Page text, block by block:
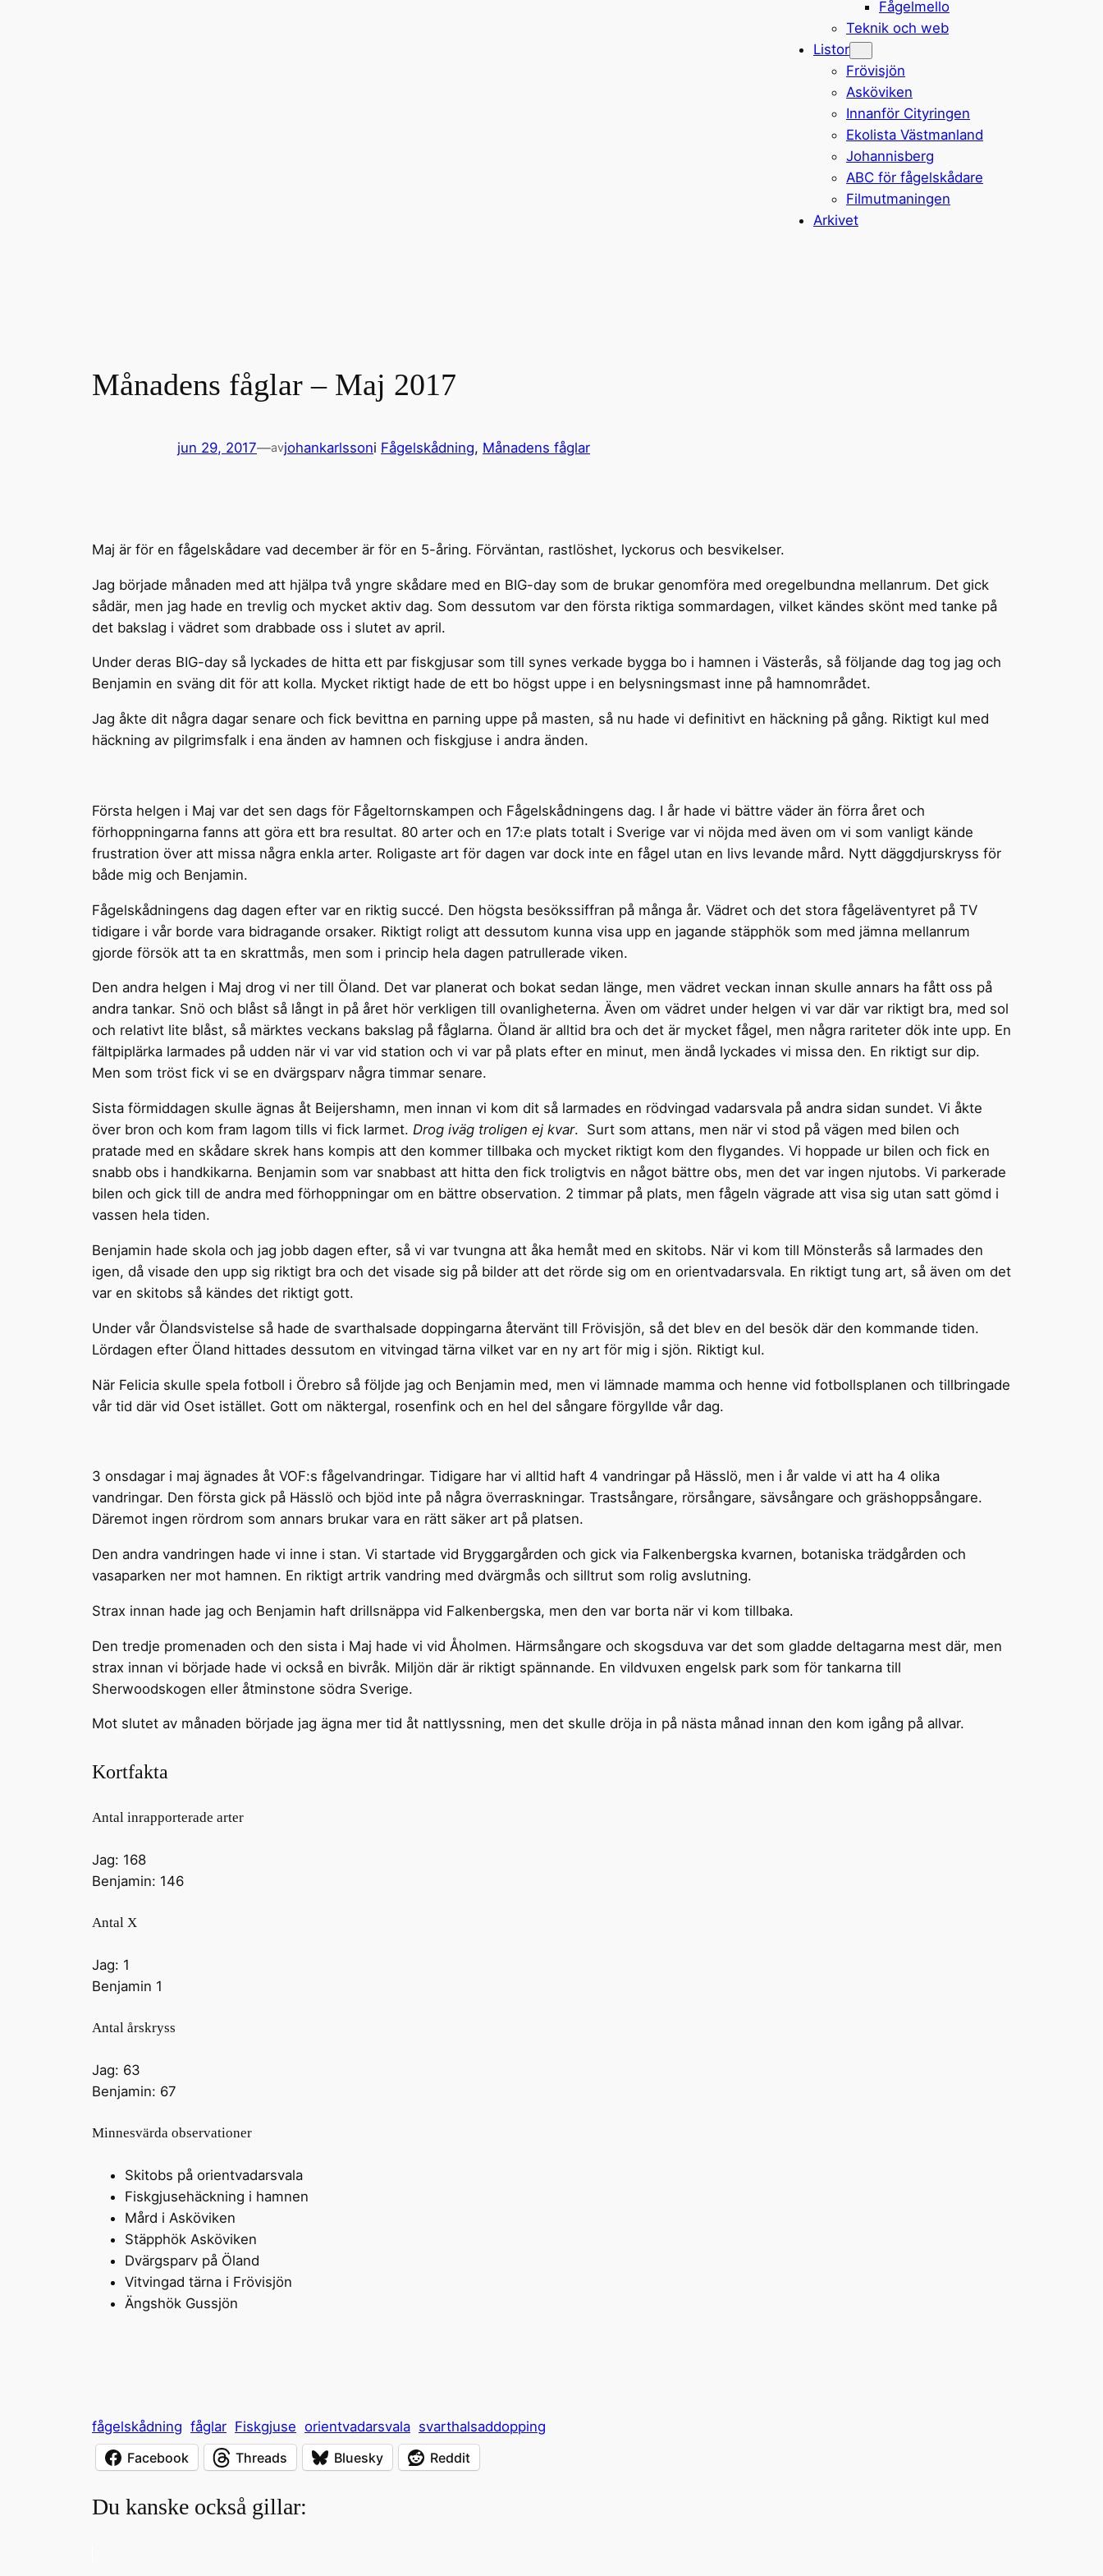
Fågelmello
Teknik och web
Listor
Frövisjön
Asköviken
Innanför Cityringen
Ekolista Västmanland
Johannisberg
ABC för fågelskådare
Filmutmaningen
Arkivet
Månadens fåglar – Maj 2017
jun 29, 2017—avjohankarlssoni Fågelskådning, Månadens fåglar
Maj är för en fågelskådare vad december är för en 5-åring. Förväntan, rastlöshet, lyckorus och besvikelser.
Jag började månaden med att hjälpa två yngre skådare med en BIG-day som de brukar genomföra med oregelbundna mellanrum. Det gick
sådär, men jag hade en trevlig och mycket aktiv dag. Som dessutom var den första riktiga sommardagen, vilket kändes skönt med tanke på
det bakslag i vädret som drabbade oss i slutet av april.
Under deras BIG-day så lyckades de hitta ett par fiskgjusar som till synes verkade bygga bo i hamnen i Västerås, så följande dag tog jag och
Benjamin en sväng dit för att kolla. Mycket riktigt hade de ett bo högst uppe i en belysningsmast inne på hamnområdet.
Jag åkte dit några dagar senare och fick bevittna en parning uppe på masten, så nu hade vi definitivt en häckning på gång. Riktigt kul med
häckning av pilgrimsfalk i ena änden av hamnen och fiskgjuse i andra änden.
Första helgen i Maj var det sen dags för Fågeltornskampen och Fågelskådningens dag. I år hade vi bättre väder än förra året och
förhoppningarna fanns att göra ett bra resultat. 80 arter och en 17:e plats totalt i Sverige var vi nöjda med även om vi som vanligt kände
frustration över att missa några enkla arter. Roligaste art för dagen var dock inte en fågel utan en livs levande mård. Nytt däggdjurskryss för
både mig och Benjamin.
Fågelskådningens dag dagen efter var en riktig succé. Den högsta besökssiffran på många år. Vädret och det stora fågeläventyret på TV
tidigare i vår borde vara bidragande orsaker. Riktigt roligt att dessutom kunna visa upp en jagande stäpphök som med jämna mellanrum
gjorde försök att ta en skrattmås, men som i princip hela dagen patrullerade viken.
Den andra helgen i Maj drog vi ner till Öland. Det var planerat och bokat sedan länge, men vädret veckan innan skulle annars ha fått oss på
andra tankar. Snö och blåst så långt in på året hör verkligen till ovanligheterna. Även om vädret under helgen vi var där var riktigt bra, med sol
och relativt lite blåst, så märktes veckans bakslag på fåglarna. Öland är alltid bra och det är mycket fågel, men några rariteter dök inte upp. En
fältpiplärka larmades på udden när vi var vid station och vi var på plats efter en minut, men ändå lyckades vi missa den. En riktigt sur dip.
Men som tröst fick vi se en dvärgsparv några timmar senare.
Sista förmiddagen skulle ägnas åt Beijershamn, men innan vi kom dit så larmades en rödvingad vadarsvala på andra sidan sundet. Vi åkte
över bron och kom fram lagom tills vi fick larmet. Drog iväg troligen ej kvar. Surt som attans, men när vi stod på vägen med bilen och
pratade med en skådare skrek hans kompis att den kommer tillbaka och mycket riktigt kom den flygandes. Vi hoppade ur bilen och fick en
snabb obs i handkikarna. Benjamin som var snabbast att hitta den fick troligtvis en något bättre obs, men det var ingen njutobs. Vi parkerade
bilen och gick till de andra med förhoppningar om en bättre observation. 2 timmar på plats, men fågeln vägrade att visa sig utan satt gömd i
vassen hela tiden.
Benjamin hade skola och jag jobb dagen efter, så vi var tvungna att åka hemåt med en skitobs. När vi kom till Mönsterås så larmades den
igen, då visade den upp sig riktigt bra och det visade sig på bilder att det rörde sig om en orientvadarsvala. En riktigt tung art, så även om det
var en skitobs så kändes det riktigt gott.
Under vår Ölandsvistelse så hade de svarthalsade doppingarna återvänt till Frövisjön, så det blev en del besök där den kommande tiden.
Lördagen efter Öland hittades dessutom en vitvingad tärna vilket var en ny art för mig i sjön. Riktigt kul.
När Felicia skulle spela fotboll i Örebro så följde jag och Benjamin med, men vi lämnade mamma och henne vid fotbollsplanen och tillbringade
vår tid där vid Oset istället. Gott om näktergal, rosenfink och en hel del sångare förgyllde vår dag.
3 onsdagar i maj ägnades åt VOF:s fågelvandringar. Tidigare har vi alltid haft 4 vandringar på Hässlö, men i år valde vi att ha 4 olika
vandringar. Den första gick på Hässlö och bjöd inte på några överraskningar. Trastsångare, rörsångare, sävsångare och gräshoppsångare.
Däremot ingen rördrom som annars brukar vara en rätt säker art på platsen.
Den andra vandringen hade vi inne i stan. Vi startade vid Bryggargården och gick via Falkenbergska kvarnen, botaniska trädgården och
vasaparken ner mot hamnen. En riktigt artrik vandring med dvärgmås och silltrut som rolig avslutning.
Strax innan hade jag och Benjamin haft drillsnäppa vid Falkenbergska, men den var borta när vi kom tillbaka.
Den tredje promenaden och den sista i Maj hade vi vid Åholmen. Härmsångare och skogsduva var det som gladde deltagarna mest där, men
strax innan vi började hade vi också en bivråk. Miljön där är riktigt spännande. En vildvuxen engelsk park som för tankarna till
Sherwoodskogen eller åtminstone södra Sverige.
Mot slutet av månaden började jag ägna mer tid åt nattlyssning, men det skulle dröja in på nästa månad innan den kom igång på allvar.
Kortfakta
Antal inrapporterade arter
Jag: 168
Benjamin: 146
Antal X
Jag: 1
Benjamin 1
Antal årskryss
Jag: 63
Benjamin: 67
Minnesvärda observationer
Skitobs på orientvadarsvala
Fiskgjusehäckning i hamnen
Mård i Asköviken
Stäpphök Asköviken
Dvärgsparv på Öland
Vitvingad tärna i Frövisjön
Ängshök Gussjön
fågelskådning fåglar Fiskgjuse orientvadarsvala svarthalsaddopping
Facebook
Threads Bluesky Reddit
Du kanske också gillar: